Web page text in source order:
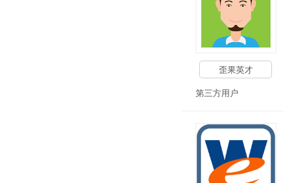
歪果英才
第三方用户